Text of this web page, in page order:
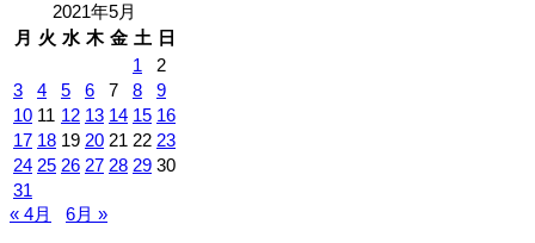
2021年5月
月 火 水 木 金 土 日
1
2
3
4 5 6 7 8
9
10 11 12 13 14 15 16
17 18 19 20 21 22 23
24 25 26 27 28 29 30
31
« 4月
6月 »